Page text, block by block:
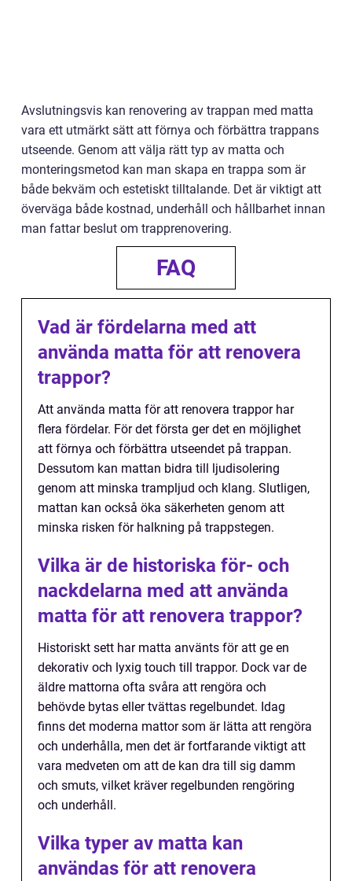
Avslutningsvis kan renovering av trappan med matta
vara ett utmärkt sätt att förnya och förbättra trappans
utseende. Genom att välja rätt typ av matta och
monteringsmetod kan man skapa en trappa som är
både bekväm och estetiskt tilltalande. Det är viktigt att
överväga både kostnad, underhåll och hållbarhet innan
man fattar beslut om trapprenovering.
FAQ
Vad är fördelarna med att
använda matta för att renovera
trappor?
Att använda matta för att renovera trappor har
flera fördelar. För det första ger det en möjlighet
att förnya och förbättra utseendet på trappan.
Dessutom kan mattan bidra till ljudisolering
genom att minska trampljud och klang. Slutligen,
mattan kan också öka säkerheten genom att
minska risken för halkning på trappstegen.
Vilka är de historiska för- och
nackdelarna med att använda
matta för att renovera trappor?
Historiskt sett har matta använts för att ge en
dekorativ och lyxig touch till trappor. Dock var de
äldre mattorna ofta svåra att rengöra och
behövde bytas eller tvättas regelbundet. Idag
finns det moderna mattor som är lätta att rengöra
och underhålla, men det är fortfarande viktigt att
vara medveten om att de kan dra till sig damm
och smuts, vilket kräver regelbunden rengöring
och underhåll.
Vilka typer av matta kan
användas för att renovera